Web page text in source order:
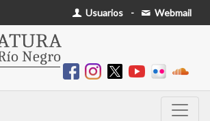
Usuarios - Webmail